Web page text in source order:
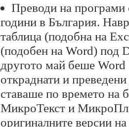
Преводи на програми
години в България.
таблица (подобна на
(подобен на Word) под
другото май беше Word
откраднати и
ставаше по времето на
МикроТекст и
оригиналните версии